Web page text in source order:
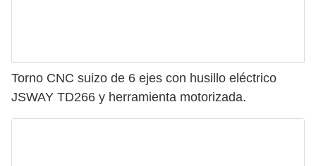
Torno CNC suizo de 6 ejes con husillo eléctrico
JSWAY TD266 y herramienta motorizada.